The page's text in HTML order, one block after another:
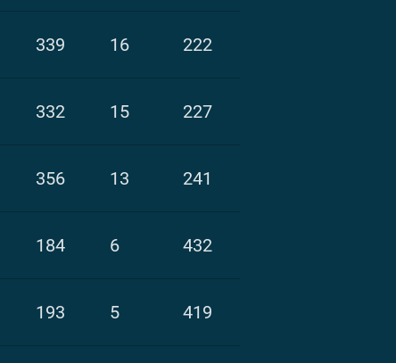
339 16 222
332 15 227
356 13 241
184 6 432
193 5 419